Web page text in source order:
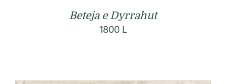
Beteja e Dyrrahut
1800 L